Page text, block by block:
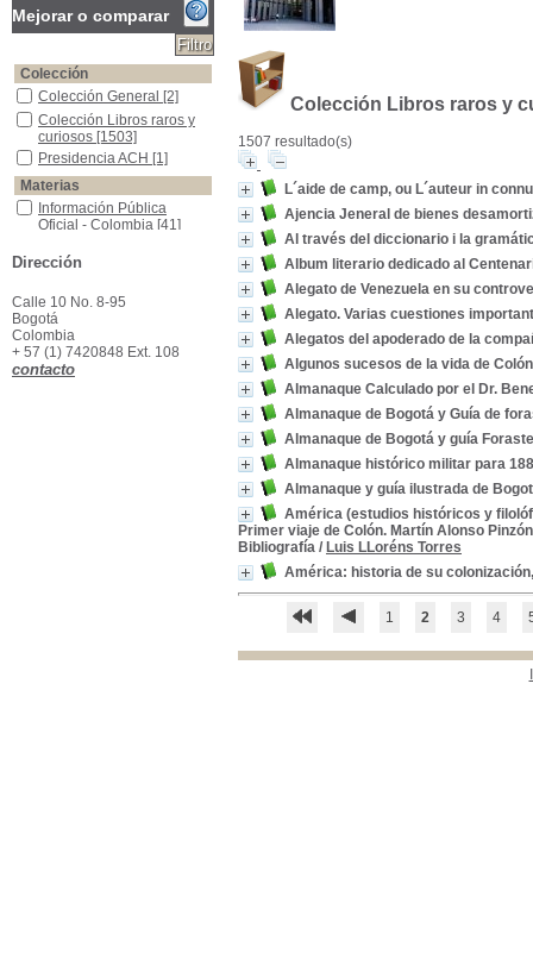
Colección Libros raros y
1507 resultado(s)
L´aide de camp, ou L´auteur in
Ajencia Jeneral de bienes
Al través del diccionario i la
Album literario dedicado al
Alegato de Venezuela en su
Alegato. Varias cuestiones
Alegatos del apoderado de la
Algunos sucesos de la vida de
Almanaque Calculado por el Dr.
Almanaque de Bogotá y Guía de
Almanaque de Bogotá y guía
Almanaque histórico militar para
Almanaque y guía ilustrada de
América (estudios históricos y
Primer viaje de Colón. Martín Alonso
Bibliografía / Luis LLoréns Torres
América: historia de su
1 2 3 4
Mejorar o comparar
Colección
Colección General
Colección General [2]
Colección Libros raros y curiosos
Colección Libros raros y
curiosos [1503]
Presidencia ACH
Presidencia ACH [1]
Materias
Información Pública Oficial - Colombia
Información Pública
Oficial - Colombia [41]
Colombia--Política y gobierno--Siglo XIX
gobierno--Siglo XIX
Historia Universal
Historia Universal
Colombia -Historia -Descubrimiento y Conquista, 1499-1550
Colombia -Historia -
Descubrimiento y
Conquista, 1499-1550
Colombia-- Descripciones y viajes.
Colombia -Descripciones y viajes -Siglo XIX
América -Descubrimiento y Exploraciones
Dirección
Calle 10 No. 8-95
Bogotá
Colombia
+ 57 (1) 7420848 Ext. 108
contacto